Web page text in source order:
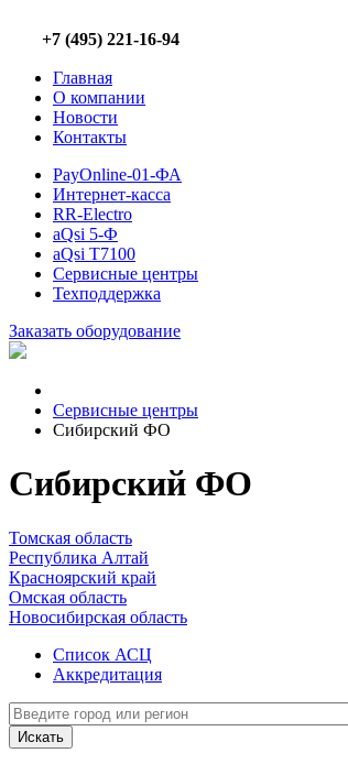
+7 (495) 221-16-94
Главная
О компании
Новости
Контакты
PayOnline-01-ФА
Интернет-касса
RR-Electro
aQsi 5-Ф
aQsi T7100
Сервисные центры
Техподдержка
Заказать оборудование
Сервисные центры
Сибирский ФО
Сибирский ФО
Томская область
Республика Алтай
Красноярский край
Омская область
Новосибирская область
Список АСЦ
Аккредитация
Искать